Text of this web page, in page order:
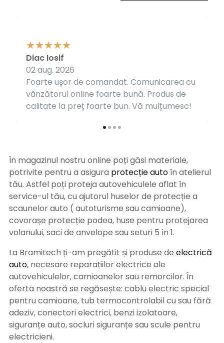
Foarte ușor de comandat. Comunicarea cu
vânzătorul online foarte bună. Produs de
calitate la preț foarte bun. Vă mulțumesc!
Diac Iosif
02 aug. 2026
În magazinul nostru online poți găsi materiale,
potrivite pentru a asigura protecție autoîn atelierul
tău. Astfel poți proteja autovehiculele aflat în
service-ul tău, cu ajutorul huselor de protecție a
scaunelor auto ( autoturisme sau camioane),
covorașe protecție podea, huse pentru protejarea
volanului, saci de anvelope sau seturi 5 în 1.
La Bramitech ți-am pregătit și produse de electrică
auto, necesare reparațiilor electrice ale
autovehiculelor, camioanelor sau remorcilor. În
oferta noastră se regăsește: cablu electric special
pentru camioane, tub termocontrolabil cu sau fără
adeziv, conectori electrici, benzi izolatoare,
siguranțe auto, socluri siguranțe sau scule pentru
electricieni.